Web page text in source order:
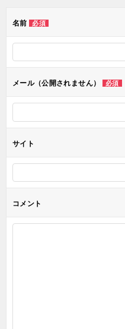
ー
ン
名前 必須
メール（公開されません） 必須
サイト
コメント